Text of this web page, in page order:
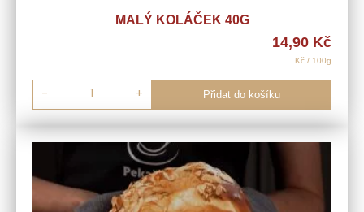
MALÝ KOLÁČEK 40G
14,90 Kč
Kč / 100g
- + Přidat do košíku